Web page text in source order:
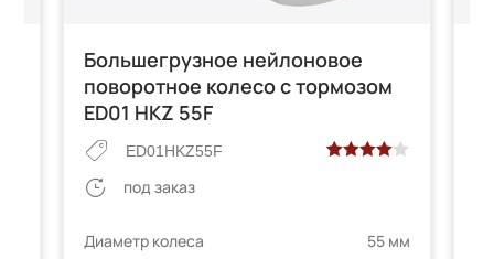
Большегрузное нейлоновое
поворотное колесо с тормозом
ED01 HKZ 55F
ED01HKZ55F
опроса
под заказ
Диаметр колеса
55 мм